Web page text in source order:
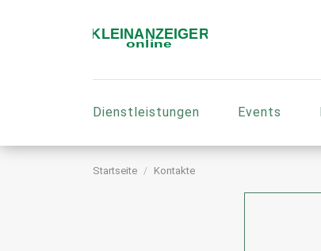
Dienstleistungen Events
Startseite Kontakte